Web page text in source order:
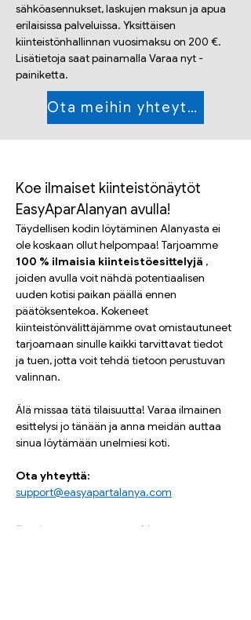
sähköasennukset, laskujen maksun ja apua
erilaisissa palveluissa. Yksittäisen
kiinteistönhallinnan vuosimaksu on 200 €.
Lisätietoja saat painamalla Varaa nyt -
painiketta.
Ota meihin yhteyttä jo tänään
Koe ilmaiset kiinteistönäytöt
EasyAparAlanyan avulla!
Täydellisen kodin löytäminen Alanyasta ei
ole koskaan ollut helpompaa! Tarjoamme
100 % ilmaisia kiinteistöesittelyjä ,
joiden avulla voit nähdä potentiaalisen
uuden kotisi paikan päällä ennen
päätöksentekoa. Kokeneet
kiinteistönvälittäjämme ovat omistautuneet
tarjoamaan sinulle kaikki tarvittavat tiedot
ja tuen, jotta voit tehdä tietoon perustuvan
valinnan.
Älä missaa tätä tilaisuutta! Varaa ilmainen
esittelysi jo tänään ja anna meidän auttaa
sinua löytämään unelmiesi koti.
Ota yhteyttä:
support@easyapartalanya.com
Previous Next